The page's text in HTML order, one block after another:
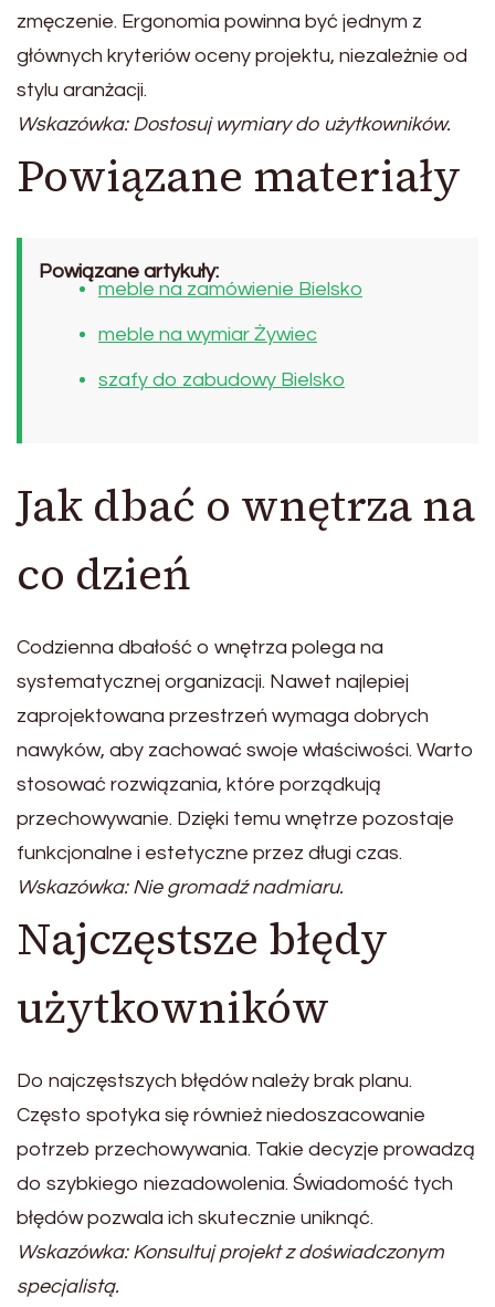
zmęczenie. Ergonomia powinna być jednym z
głównych kryteriów oceny projektu, niezależnie od
stylu aranżacji.
Wskazówka: Dostosuj wymiary do użytkowników.
Powiązane materiały
Powiązane artykuły:
meble na zamówienie Bielsko
meble na wymiar Żywiec
szafy do zabudowy Bielsko
Jak dbać o wnętrza na
co dzień
Codzienna dbałość o wnętrza polega na
systematycznej organizacji. Nawet najlepiej
zaprojektowana przestrzeń wymaga dobrych
nawyków, aby zachować swoje właściwości. Warto
stosować rozwiązania, które porządkują
przechowywanie. Dzięki temu wnętrze pozostaje
funkcjonalne i estetyczne przez długi czas.
Wskazówka: Nie gromadź nadmiaru.
Najczęstsze błędy
użytkowników
Do najczęstszych błędów należy brak planu.
Często spotyka się również niedoszacowanie
potrzeb przechowywania. Takie decyzje prowadzą
do szybkiego niezadowolenia. Świadomość tych
błędów pozwala ich skutecznie uniknąć.
Wskazówka: Konsultuj projekt z doświadczonym
specjalistą.